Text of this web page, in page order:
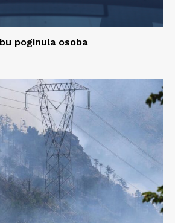
poginula osoba